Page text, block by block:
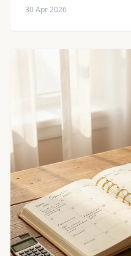
30 Apr 2026